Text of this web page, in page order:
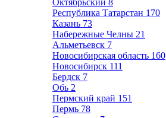
Октябрьский 8
Республика Татарстан 170
Казань 73
Набережные Челны 21
Альметьевск 7
Новосибирская область 160
Новосибирск 111
Бердск 7
Обь 2
Пермский край 151
Пермь 78